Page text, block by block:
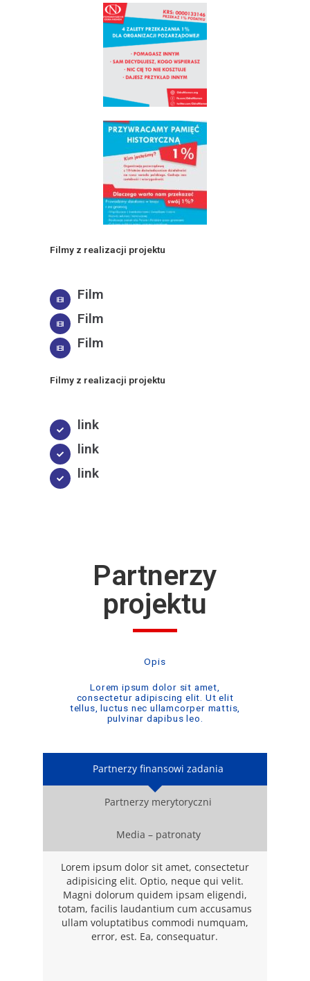
Filmy z realizacji projektu
Film
Film
Film
Filmy z realizacji projektu
link
link
link
Partnerzy
projektu
Opis
Lorem ipsum dolor sit amet,
consectetur adipiscing elit. Ut elit
tellus, luctus nec ullamcorper mattis,
pulvinar dapibus leo.
Partnerzy finansowi zadania
Partnerzy merytoryczni
Media – patronaty
Lorem ipsum dolor sit amet, consectetur
adipisicing elit. Optio, neque qui velit.
Magni dolorum quidem ipsam eligendi,
totam, facilis laudantium cum accusamus
ullam voluptatibus commodi numquam,
error, est. Ea, consequatur.